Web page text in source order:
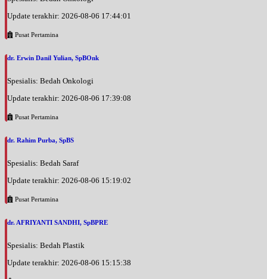
Update terakhir: 2026-08-06 17:44:01
Pusat Pertamina
dr. Erwin Danil Yulian, SpBOnk
Spesialis: Bedah Onkologi
Update terakhir: 2026-08-06 17:39:08
Pusat Pertamina
dr. Rahim Purba, SpBS
Spesialis: Bedah Saraf
Update terakhir: 2026-08-06 15:19:02
Pusat Pertamina
dr. AFRIYANTI SANDHI, SpBPRE
Spesialis: Bedah Plastik
Update terakhir: 2026-08-06 15:15:38